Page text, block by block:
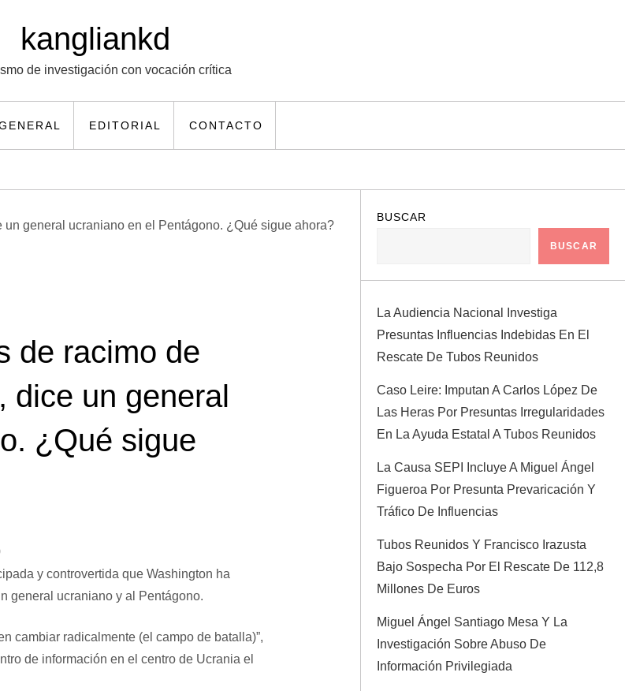
kangliankd
de investigación con vocación crítica
EDITORIAL CONTACTO
de racimo de
dice un general
¿Qué sigue
y controvertida que Washington ha
general ucraniano y al Pentágono.
cambiar radicalmente (el campo de batalla)”,
de información en el centro de Ucrania el
BUSCAR
BUSCAR
La Audiencia Nacional Investiga
Presuntas Influencias Indebidas En El
Rescate De Tubos Reunidos
Caso Leire: Imputan A Carlos López De
Las Heras Por Presuntas Irregularidades
En La Ayuda Estatal A Tubos Reunidos
La Causa SEPI Incluye A Miguel Ángel
Figueroa Por Presunta Prevaricación Y
Tráfico De Influencias
Tubos Reunidos Y Francisco Irazusta
Bajo Sospecha Por El Rescate De 112,8
Millones De Euros
Miguel Ángel Santiago Mesa Y La
Investigación Sobre Abuso De
Información Privilegiada